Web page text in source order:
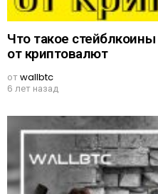
Что такое
от криптовалют
отwallbtc
6 лет назад